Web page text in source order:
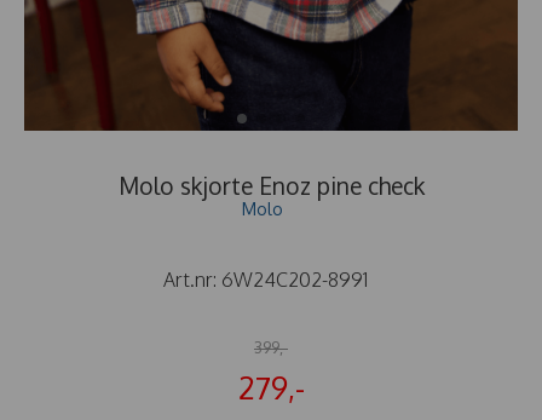
Molo skjorte Enoz pine check
Molo
Art.nr: 6W24C202-8991
399,-
279,-